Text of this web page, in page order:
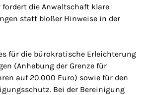
die Anwaltschaft klare
statt bloßer Hinweise in der
für die bürokratische Erleichterung
(Anhebung der Grenze für
auf 20.000 Euro) sowie für den
Bei der Bereinigung